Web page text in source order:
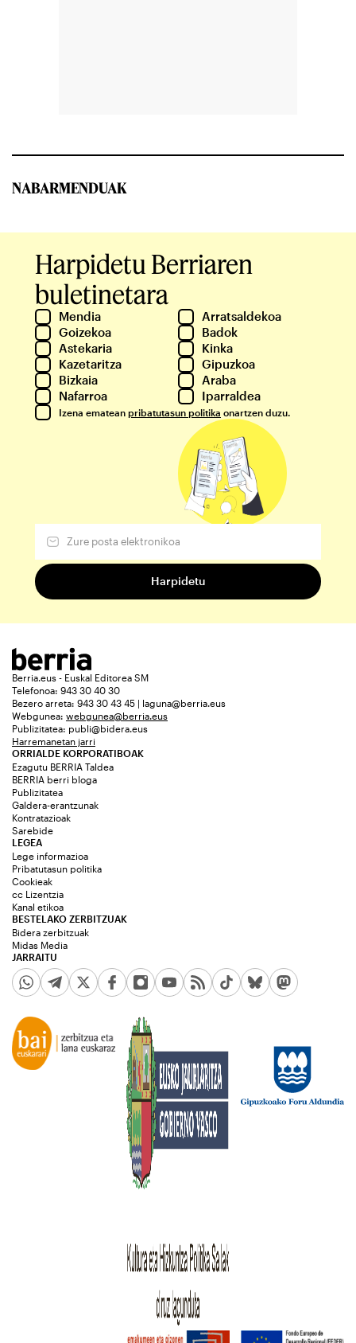
NABARMENDUAK
Harpidetu Berriaren
buletinetara
Mendia
Arratsaldekoa
Goizekoa
Badok
Astekaria
Kinka
Kazetaritza
Gipuzkoa
Bizkaia
Araba
Nafarroa
Iparraldea
Izena ematean pribatutasun politika onartzen duzu.
Berria.eus - Euskal Editorea SM
Telefonoa: 943 30 40 30
Bezero arreta: 943 30 43 45 | laguna@berria.eus
Webgunea: webgunea@berria.eus
Publizitatea: publi@bidera.eus
Harremanetan jarri
ORRIALDE KORPORATIBOAK
Ezagutu BERRIA Taldea
BERRIA berri bloga
Publizitatea
Galdera-erantzunak
Kontratazioak
Sarebide
JARRAITU
LEGEA
Lege informazioa
Pribatutasun politika
Cookieak
cc Lizentzia
Kanal etikoa
BESTELAKO ZERBITZUAK
Bidera zerbitzuak
Midas Media